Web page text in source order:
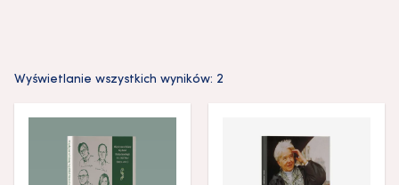
Wyświetlanie wszystkich wyników: 2